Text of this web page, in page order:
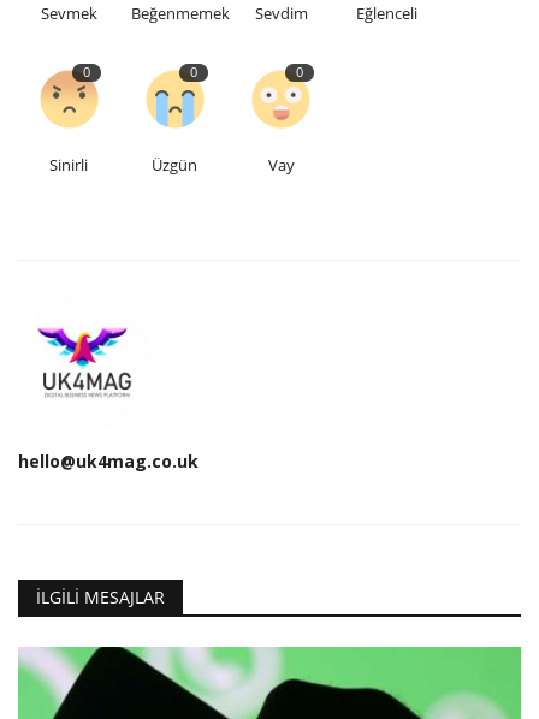
Sevmek Beğenmemek Sevdim Eğlenceli
0
Sinirli
0
Üzgün
0
Vay
hello@uk4mag.co.uk
İLGILI MESAJLAR